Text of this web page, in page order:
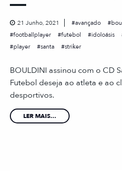
21 Junho, 2021 avançado
footballplayer
futebol idoloásis
player
santa striker
BOULDINI assinou com o CD
Futebol deseja ao atleta e ao
desportivos.
LER MAIS...